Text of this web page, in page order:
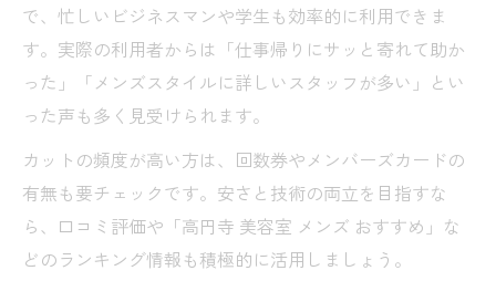
で、忙しいビジネスマンや学生も効率的に利用できま
す。実際の利用者からは「仕事帰りにサッと寄れて助か
った」「メンズスタイルに詳しいスタッフが多い」とい
った声も多く見受けられます。
カットの頻度が高い方は、回数券やメンバーズカードの
有無も要チェックです。安さと技術の両立を目指すな
ら、口コミ評価や「高円寺 美容室 メンズ おすすめ」な
どのランキング情報も積極的に活用しましょう。